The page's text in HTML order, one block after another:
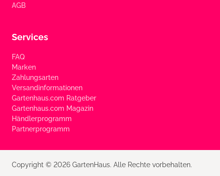
AGB
Services
FAQ
Marken
Zahlungsarten
Versandinformationen
Gartenhaus.com Ratgeber
Gartenhaus.com Magazin
Händlerprogramm
Partnerprogramm
Copyright © 2026 GartenHaus. Alle Rechte vorbehalten.